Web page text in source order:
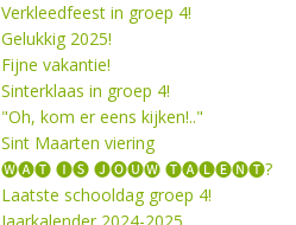
Verkleedfeest in groep 4!
Gelukkig 2025!
Fijne vakantie!
Sinterklaas in groep 4!
"Oh, kom er eens kijken!.."
Sint Maarten viering
🅦🅐🅣 🅘🅢 🅙🅞🅤🅦 🅣🅐🅛🅔🅝🅣?
Laatste schooldag groep 4!